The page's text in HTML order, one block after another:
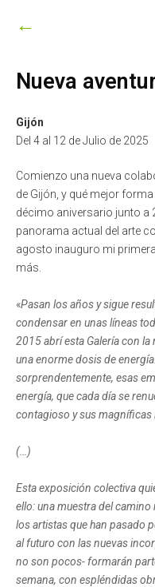
←
Nueva
Gijón
Del 4 al 12 de Julio de 2025
Comienzo una nueva
de Gijón, y qué mejor
décimo aniversario junto a
panorama actual del arte
agosto inauguro mi
más.
«Pasan los años y sigue
condensar en unas líneas
2015 abrí esta Galería con
una enorme dosis de
sorprendentemente, esas
energía, que cada día se
contagioso y sus magníficas
(…)
Esta exposición colectiva
ello: una muestra del
los artistas que han pasado
al futuro con las nuevas
no son pocos- formarán
semana, con espléndidas